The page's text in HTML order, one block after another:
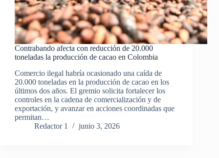
Contrabando afecta con reducción de 20.000
toneladas la producción de cacao en Colombia
Comercio ilegal habría ocasionado una caída de
20.000 toneladas en la producción de cacao en los
últimos dos años. El gremio solicita fortalecer los
controles en la cadena de comercialización y de
exportación, y avanzar en acciones coordinadas que
permitan…
Redactor 1
junio 3, 2026